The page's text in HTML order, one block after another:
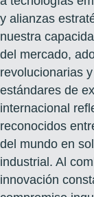
y alianzas
nuestra
del mercado,
revolucionarias
estándares de
internacional
reconocidos
del mundo en
industrial. Al
innovación